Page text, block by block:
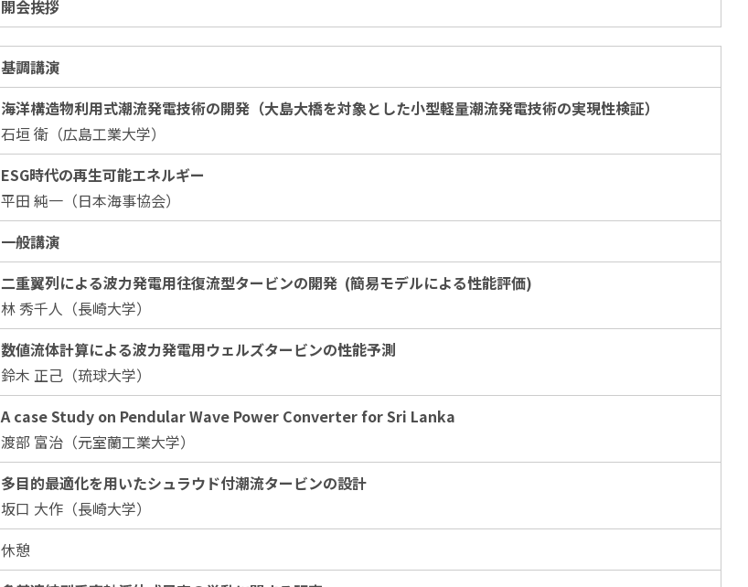
開会挨拶
基調講演
海洋構造物利用式潮流発電技術の開発（大島大橋を対象とした小型軽量潮流発電技術の実現性検証）
石垣 衛（広島工業大学）
ESG時代の再生可能エネルギー
平田 純一（日本海事協会）
一般講演
二重翼列による波力発電用往復流型タービンの開発 (簡易モデルによる性能評価)
林 秀千人（長崎大学）
数値流体計算による波力発電用ウェルズタービンの性能予測
鈴木 正己（琉球大学）
A case Study on Pendular Wave Power Converter for Sri Lanka
渡部 富治（元室蘭工業大学）
多目的最適化を用いたシュラウド付潮流タービンの設計
坂口 大作（長崎大学）
休憩